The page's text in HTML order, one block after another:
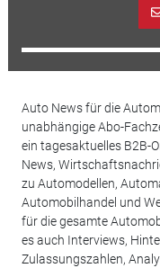
Auto News für die
unabhängige Abo-
ein tagesaktuelles B2B-
News,
zu Automodellen,
Automobilhandel und
für die gesamte
es auch Interviews,
Zulassungszahlen,